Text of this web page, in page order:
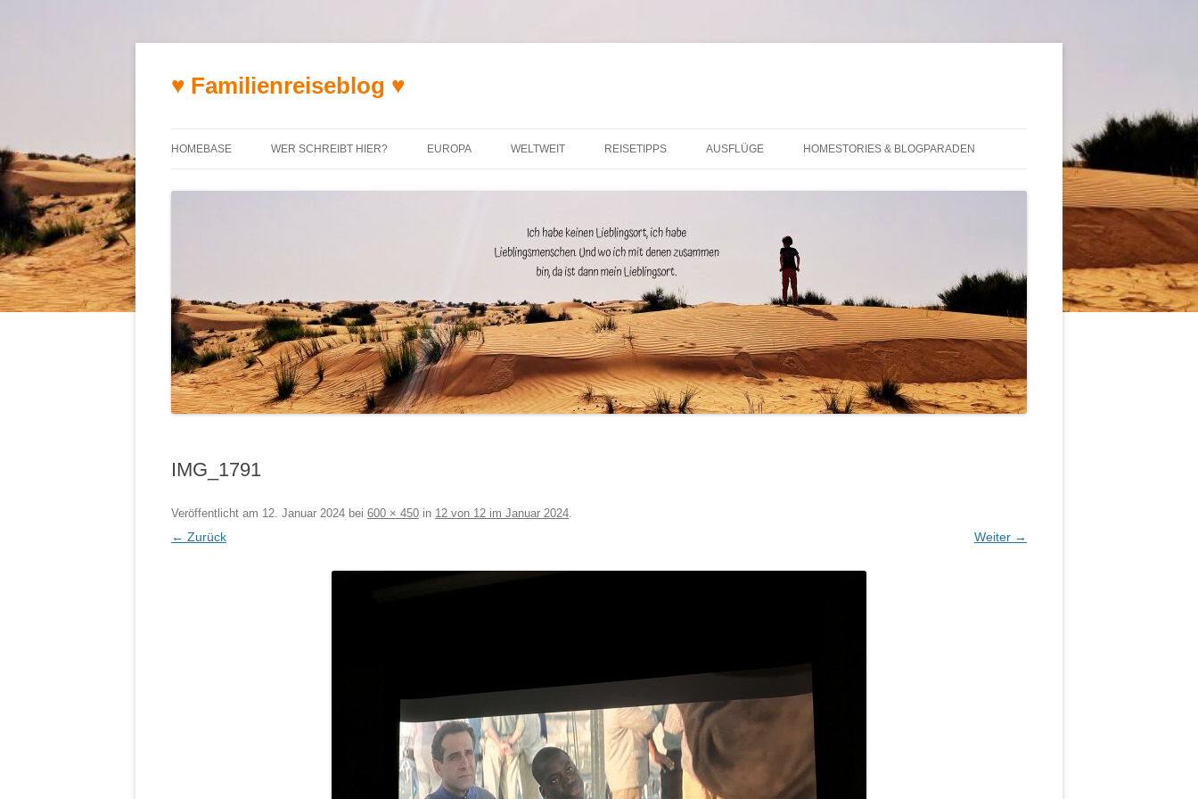
♥ Familienreiseblog ♥
HOMEBASE WER SCHREIBT HIER? EUROPA WELTWEIT REISETIPPS AUSFLÜGE HOMESTORIES & BLOGPARADEN
IMG_1791
Veröffentlicht am 12. Januar 2024 bei 600 × 450 in 12 von 12 im Januar 2024.
← Zurück Weiter →